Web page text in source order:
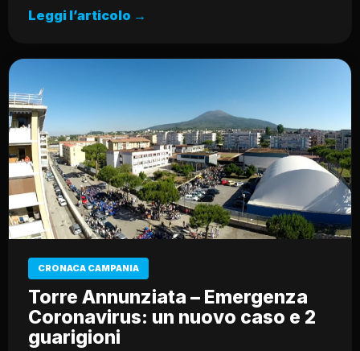
Leggi l’articolo →
CRONACA CAMPANIA
Torre Annunziata – Emergenza
Coronavirus: un nuovo caso e 2
guarigioni